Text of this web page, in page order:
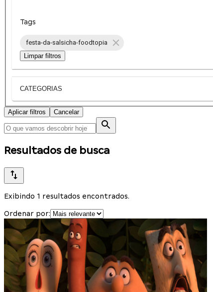
Tags
festa-da-salsicha-foodtopia
Limpar filtros
CATEGORIAS
Aplicar filtros Cancelar
Resultados de busca
Exibindo 1 resultados encontrados.
Ordenar por: